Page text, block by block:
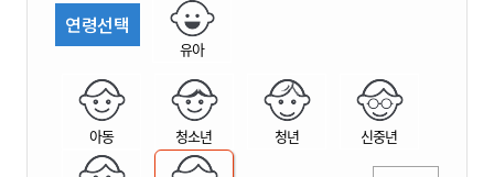
연령선택
유아
아동 청소년 청년 신중년